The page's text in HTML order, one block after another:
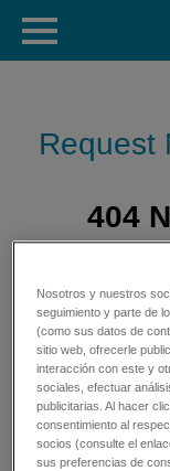
Request
Nosotros y nuestros
seguimiento y parte de
(como sus datos de
sitio web, ofrecerle
interacción con este y
sociales, efectuar
publicitarias. Al hacer
consentimiento al
socios (consulte el
sus preferencias de